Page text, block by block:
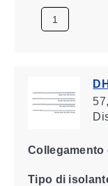
Collegamento
Tipo di